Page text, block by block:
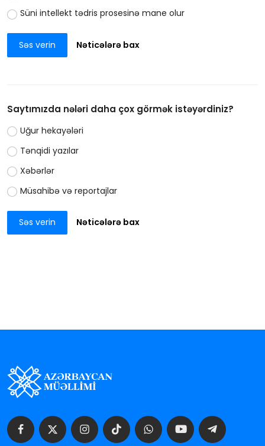
Süni intellekt tədris prosesinə mane olur
Səs verin Nəticələrə bax
Saytımızda nələri daha çox görmək istəyərdiniz?
Uğur hekayələri
Tənqidi yazılar
Xəbərlər
Müsahibə və reportajlar
Səs verin Nəticələrə bax